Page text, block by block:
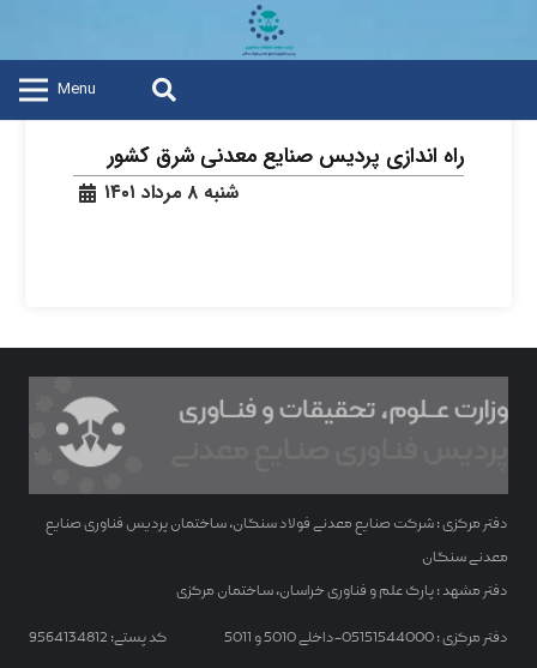
Menu
راه اندازی پردیس صنایع معدنی شرق کشور
شنبه ۸ مرداد ۱۴۰۱
دفتر مرکزی : شرکت صنایع معدنی فولاد سنگان، ساختمان پردیس فناوری صنایع
معدنی سنگان
دفتر مشهد : پارک علم و فناوری خراسان، ساختمان مرکزی
کد پستی: 9564134812 دفتر مرکزی : 05151544000-داخلی 5010 و 5011